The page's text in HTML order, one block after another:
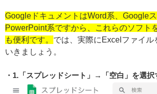
GoogleドキュメントはWord系、Google
PowerPoint系ですから、これらのソフト
も便利です。 では、実際にExcelファイル
いきましょう。
1.「スプレッドシート」→「空白」を選択